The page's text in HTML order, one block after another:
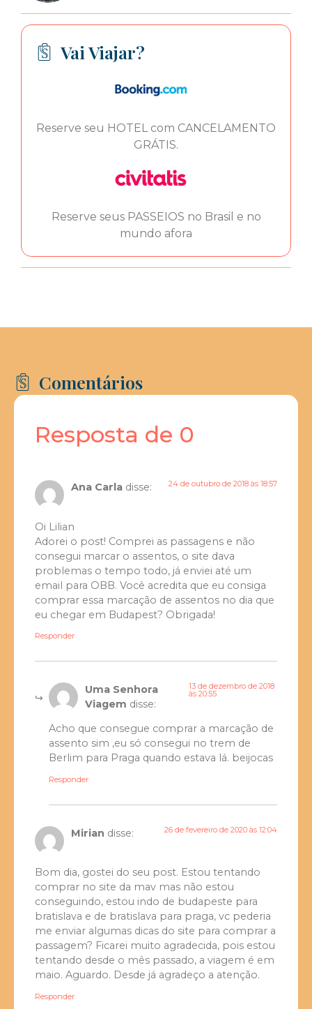
Vai Viajar?
Reserve seu HOTEL com CANCELAMENTO
GRÁTIS.
Reserve seus PASSEIOS no Brasil e no
mundo afora
Comentários
Resposta de 0
Ana Carla disse: 24 de outubro de 2018 às 18:57
Oi Lilian
Adorei o post! Comprei as passagens e não
consegui marcar o assentos, o site dava
problemas o tempo todo, já enviei até um
email para OBB. Você acredita que eu consiga
comprar essa marcação de assentos no dia que
eu chegar em Budapest? Obrigada!
Responder
Uma Senhora
Viagem disse:
13 de dezembro de 2018
às 20:55
Acho que consegue comprar a marcação de
assento sim ,eu só consegui no trem de
Berlim para Praga quando estava lá. beijocas
Responder
Mirian disse: 26 de fevereiro de 2020 às 12:04
Bom dia, gostei do seu post. Estou tentando
comprar no site da mav mas não estou
conseguindo, estou indo de budapeste para
bratislava e de bratislava para praga, vc pederia
me enviar algumas dicas do site para comprar a
passagem? Ficarei muito agradecida, pois estou
tentando desde o mês passado, a viagem é em
maio. Aguardo. Desde já agradeço a atenção.
Responder